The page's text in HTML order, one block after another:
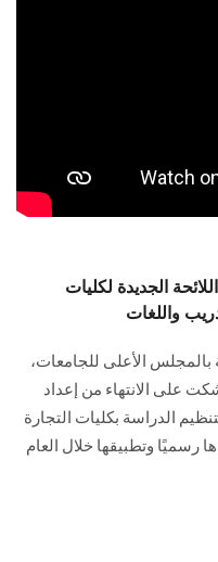
الجديدة لكليات
واللغات
بالمجلس الأعلى للجامعات،
على الانتهاء من إعداد
الدراسة بكليات التجارة
رسميًا وتطبيقها خلال العام